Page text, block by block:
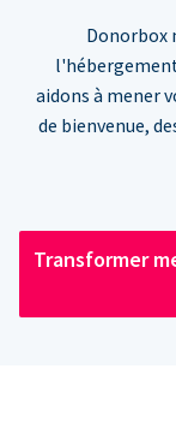
Donorbox
aidons à mener
de bienvenue,
Transformer